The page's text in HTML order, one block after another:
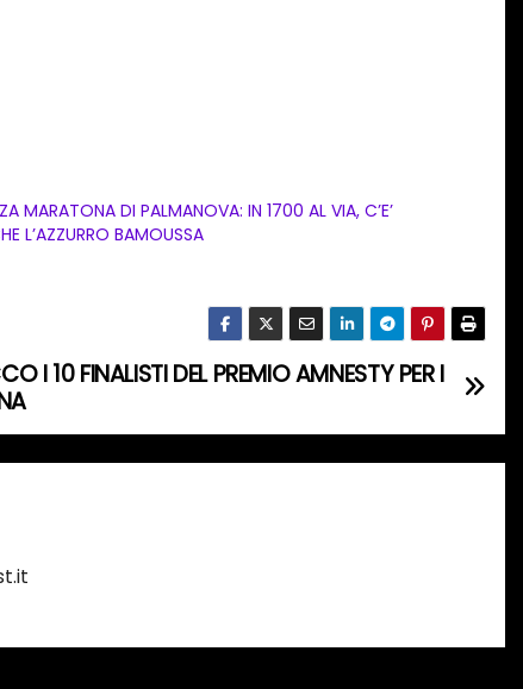
MARATONA DI PALMANOVA: IN 1700 AL VIA, C’E’
L’AZZURRO BAMOUSSA
I 10 FINALISTI DEL PREMIO AMNESTY PER I